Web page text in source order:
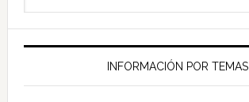
web
INFORMACIÓN POR TEMAS